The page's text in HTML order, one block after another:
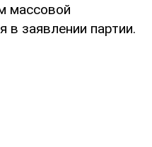
массовой
в заявлении партии.